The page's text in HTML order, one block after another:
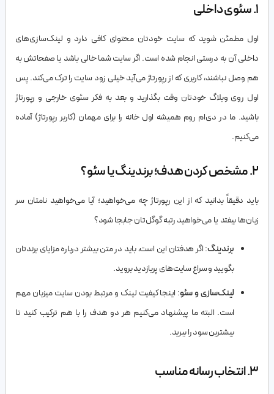
۱. سئوی داخلی
اول مطمئن شوید که سایت خودتان محتوای کافی دارد و لینک‌سازی‌های
داخلی آن به درستی انجام شده است. اگر سایت شما خالی باشد یا صفحاتش به
هم وصل نباشند، کاربری که از رپورتاژ می‌آید خیلی زود سایت را ترک می‌کند. پس
اول روی وبلاگ خودتان وقت بگذارید و بعد به فکر سئوی خارجی و رپورتاژ
باشید. ما در دی‌ام روم همیشه اول خانه را برای مهمان (کاربر رپورتاژ) آماده
می‌کنیم.
۲. مشخص کردن هدف؛ برندینگ یا سئو؟
باید دقیقاً بدانید که از این رپورتاژ چه می‌خواهید؛ آیا می‌خواهید نامتان سر
زبان‌ها بیفتد یا می‌خواهید رتبه گوگل‌تان جابجا شود؟
برندینگ: اگر هدفتان این است، باید در متن بیشتر درباره مزایای برندتان
بگویید و سراغ سایت‌های پربازدید بروید.
لینک‌سازی و سئو: اینجا کیفیت لینک و مرتبط بودن سایت میزبان مهم
است. البته ما پیشنهاد می‌کنیم هر دو هدف را با هم ترکیب کنید تا
بیشترین سود را ببرید.
۳. انتخاب رسانه مناسب